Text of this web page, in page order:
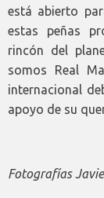
está abierto
estas peñas
rincón del
somos Real
internacional
apoyo de su
Fotografías